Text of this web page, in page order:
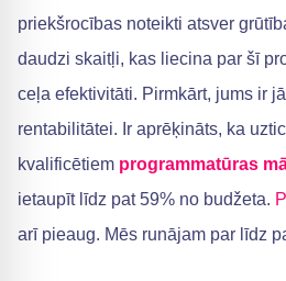
priekšrocības noteikti atsver
daudzi skaitļi, kas liecina par šī
ceļa efektivitāti. Pirmkārt, jums ir
rentabilitātei. Ir aprēķināts, ka
kvalificētiem programmatūras
ietaupīt līdz pat 59% no budžeta.
arī pieaug. Mēs runājam par līdz